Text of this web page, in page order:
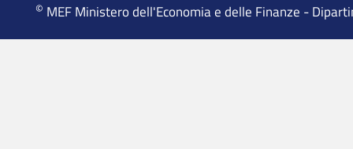
MEF Ministero dell'Economia e delle Finanze -